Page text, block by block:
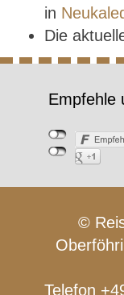
in
Die
Empfehle
©
Telefon